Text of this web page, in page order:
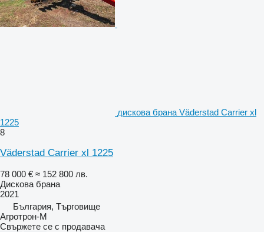
дискова брана Väderstad Carrier xl
1225
8
Väderstad Carrier xl 1225
78 000 € ≈ 152 800 лв.
Дискова брана
2021
България, Търговище
Агротрон-М
Свържете се с продавача